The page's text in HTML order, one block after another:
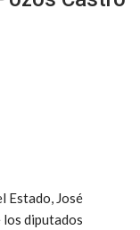
Estado, José
diputados